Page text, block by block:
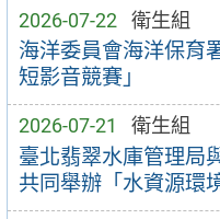
2026-07-22 衛生組
海洋委員會海洋保育
短影音競賽」
2026-07-21 衛生組
臺北翡翠水庫管理局
共同舉辦「水資源環